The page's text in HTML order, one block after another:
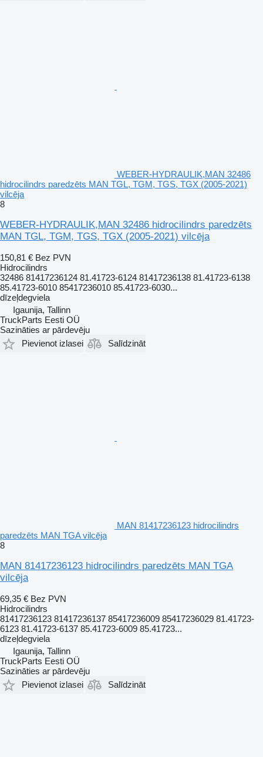
WEBER-HYDRAULIK,MAN 32486
hidrocilindrs paredzēts MAN TGL, TGM, TGS, TGX (2005-2021)
vilcēja
8
WEBER-HYDRAULIK,MAN 32486 hidrocilindrs paredzēts
MAN TGL, TGM, TGS, TGX (2005-2021) vilcēja
150,81 € Bez PVN
Hidrocilindrs
32486 81417236124 81.41723-6124 81417236138 81.41723-6138
85.41723-6010 85417236010 85.41723-6030...
dīzeļdegviela
Igaunija, Tallinn
TruckParts Eesti OÜ
Sazināties ar pārdevēju
Pievienot izlasei
Salīdzināt
MAN 81417236123 hidrocilindrs
paredzēts MAN TGA vilcēja
8
MAN 81417236123 hidrocilindrs paredzēts MAN TGA
vilcēja
69,35 € Bez PVN
Hidrocilindrs
81417236123 81417236137 85417236009 85417236029 81.41723-
6123 81.41723-6137 85.41723-6009 85.41723...
dīzeļdegviela
Igaunija, Tallinn
TruckParts Eesti OÜ
Sazināties ar pārdevēju
Pievienot izlasei
Salīdzināt